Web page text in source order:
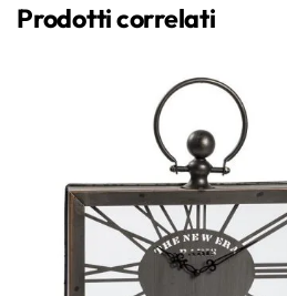
Prodotti correlati